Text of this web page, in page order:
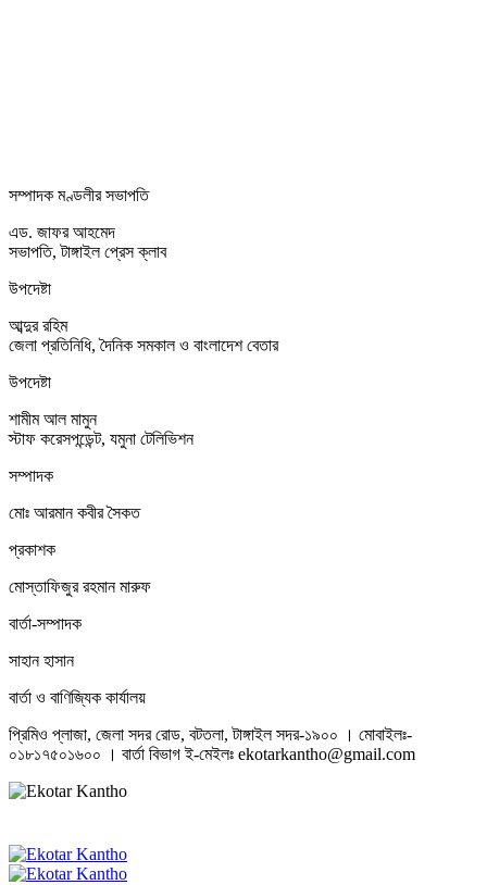
সম্পাদক মণ্ডলীর সভাপতি
এড. জাফর আহমেদ
সভাপতি, টাঙ্গাইল প্রেস ক্লাব
উপদেষ্টা
আব্দুর রহিম
জেলা প্রতিনিধি, দৈনিক সমকাল ও বাংলাদেশ বেতার
উপদেষ্টা
শামীম আল মামুন
স্টাফ করেসপন্ডেন্ট, যমুনা টেলিভিশন
সম্পাদক
মোঃ আরমান কবীর সৈকত
প্রকাশক
মোস্তাফিজুর রহমান মারুফ
বার্তা-সম্পাদক
সাহান হাসান
বার্তা ও বাণিজ্যিক কার্যালয়
প্রিমিও প্লাজা, জেলা সদর রোড, বটতলা, টাঙ্গাইল সদর-১৯০০ । মোবাইলঃ-
০১৮১৭৫০১৬০০ । বার্তা বিভাগ ই-মেইলঃ ekotarkantho@gmail.com